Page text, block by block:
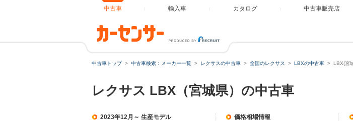
中古車 輸入車 カタログ 中古車販売店
中古車トップ 中古車検索：メーカー一覧 レクサスの中古車 全国のレクサス LBXの中古車 LBX(宮
レクサス LBX（宮城県）の中古車
2023年12月～ 生産モデル 価格相場情報